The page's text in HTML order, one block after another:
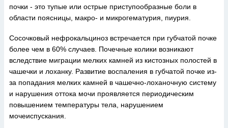
почки - это тупые или острые приступообразные боли в
области поясницы, макро- и микрогематурия, пиурия.
Сосочковый нефрокальциноз встречается при губчатой почке
более чем в 60% случаев. Почечные колики возникают
вследствие миграции мелких камней из кистозных полостей в
чашечки и лоханку. Развитие воспаления в губчатой почке из-
за попадания мелких камней в чашечно-лоханочную систему
и нарушения оттока мочи проявляется периодическим
повышением температуры тела, нарушением
мочеиспускания.